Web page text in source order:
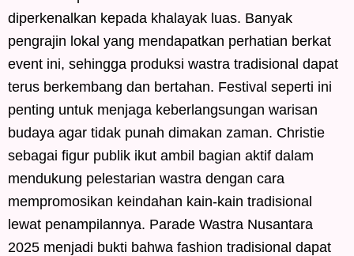
diperkenalkan kepada khalayak luas. Banyak
pengrajin lokal yang mendapatkan perhatian berkat
event ini, sehingga produksi wastra tradisional dapat
terus berkembang dan bertahan. Festival seperti ini
penting untuk menjaga keberlangsungan warisan
budaya agar tidak punah dimakan zaman. Christie
sebagai figur publik ikut ambil bagian aktif dalam
mendukung pelestarian wastra dengan cara
mempromosikan keindahan kain-kain tradisional
lewat penampilannya. Parade Wastra Nusantara
2025 menjadi bukti bahwa fashion tradisional dapat